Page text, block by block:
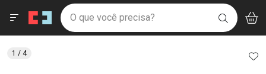
Drogaria São Paulo
Ir direto para a home
pela página
Ir direto para o conteúdo
Ir direto para a busca
Ir direto para a conta
Faça a sua busca
O que você precisa? BUSCAR
Menu
1 / 4